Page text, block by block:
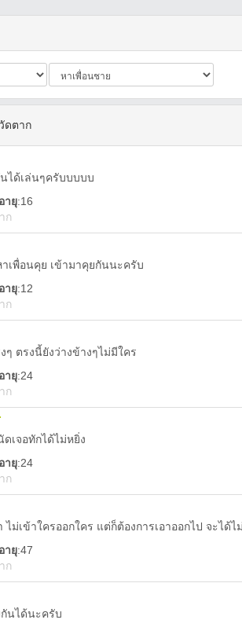
ดตาก
ได้เล่นๆครับบบบบ
อายุ:16
ก
เพื่อนคุย เข้ามาคุยกันนะครับ
อายุ:12
ก
ๆ ตรงนี้ยังว่างข้างๆไม่มีใคร
อายุ:24
ก
ดเจอทักได้ไม่หยิ่ง
อายุ:24
ก
ไม่เข้าใครออกใคร แต่ก็ต้องการเอาออกไป จะได้ไ
อายุ:47
ก
นได้นะครับ